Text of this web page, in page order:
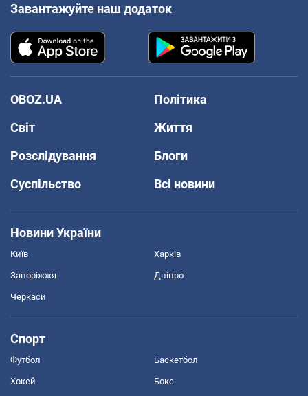
Завантажуйте наш додаток
OBOZ.UA
Політика
Світ
Життя
Розслідування
Блоги
Суспільство
Всі новини
Новини України
Київ Харків
Запоріжжя Дніпро
Черкаси
Спорт
Футбол Баскетбол
Хокей Бокс